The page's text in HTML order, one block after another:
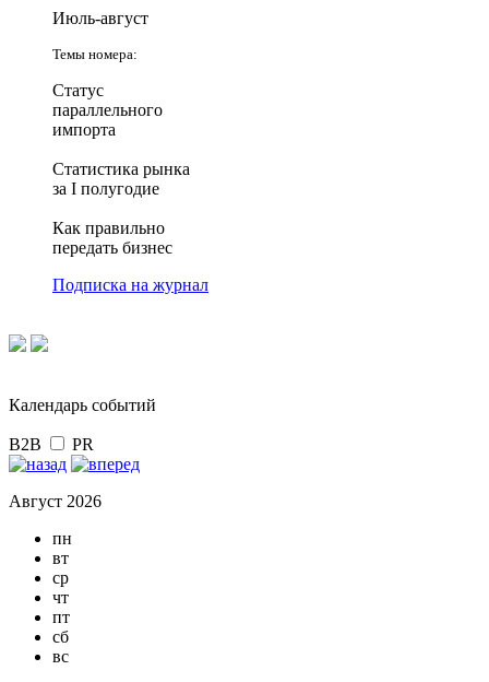
Июль-август
Темы номера:
Статус
параллельного
импорта
Статистика рынка
за I полугодие
Как правильно
передать бизнес
Подписка на журнал
Календарь событий
B2B PR
Август 2026
пн
вт
ср
чт
пт
сб
вс